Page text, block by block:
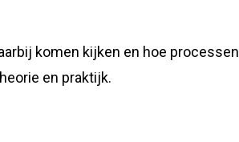
komen kijken en hoe processen
en praktijk.